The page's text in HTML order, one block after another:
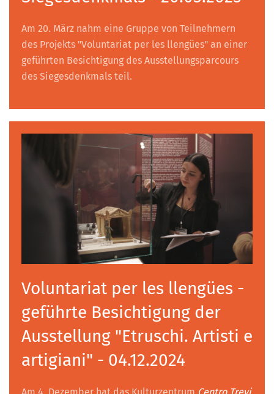
Am 20. März nahm eine Gruppe von Teilnehmern
des Projekts "Voluntariat per les llengües" an einer
geführten Besichtigung des Ausstellungsparcours
des Siegesdenkmals teil.
Voluntariat per les llengües -
geführte Besichtigung der
Ausstellung "Etruschi. Artisti e
artigiani" - 04.12.2024